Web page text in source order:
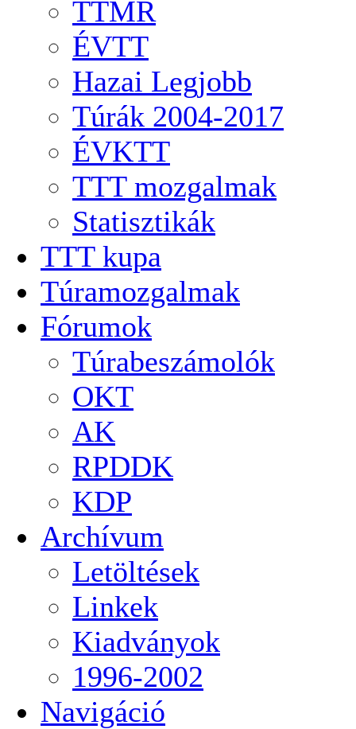
TTMR
ÉVTT
Hazai Legjobb
Túrák 2004-2017
ÉVKTT
TTT mozgalmak
Statisztikák
TTT kupa
Túramozgalmak
Fórumok
Túrabeszámolók
OKT
AK
RPDDK
KDP
Archívum
Letöltések
Linkek
Kiadványok
1996-2002
Navigáció